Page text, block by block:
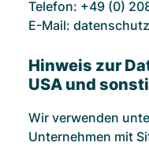
Telefon: +49 (0)
E-Mail:
Hinweis zur
USA und
Wir verwenden
Unternehmen mit